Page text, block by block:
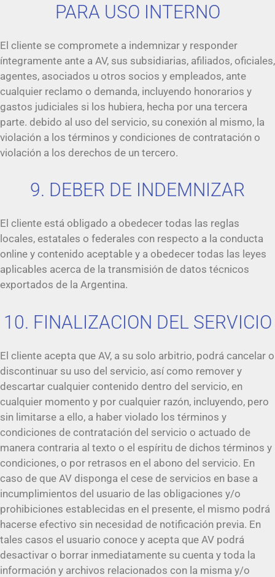
PARA USO INTERNO
El cliente se compromete a indemnizar y responder
íntegramente ante a AV, sus subsidiarias, afiliados, oficiales,
agentes, asociados u otros socios y empleados, ante
cualquier reclamo o demanda, incluyendo honorarios y
gastos judiciales si los hubiera, hecha por una tercera
parte. debido al uso del servicio, su conexión al mismo, la
violación a los términos y condiciones de contratación o
violación a los derechos de un tercero.
9. DEBER DE INDEMNIZAR
El cliente está obligado a obedecer todas las reglas
locales, estatales o federales con respecto a la conducta
online y contenido aceptable y a obedecer todas las leyes
aplicables acerca de la transmisión de datos técnicos
exportados de la Argentina.
10. FINALIZACION DEL SERVICIO
El cliente acepta que AV, a su solo arbitrio, podrá cancelar o
discontinuar su uso del servicio, así como remover y
descartar cualquier contenido dentro del servicio, en
cualquier momento y por cualquier razón, incluyendo, pero
sin limitarse a ello, a haber violado los términos y
condiciones de contratación del servicio o actuado de
manera contraria al texto o el espíritu de dichos términos y
condiciones, o por retrasos en el abono del servicio. En
caso de que AV disponga el cese de servicios en base a
incumplimientos del usuario de las obligaciones y/o
prohibiciones establecidas en el presente, el mismo podrá
hacerse efectivo sin necesidad de notificación previa. En
tales casos el usuario conoce y acepta que AV podrá
desactivar o borrar inmediatamente su cuenta y toda la
información y archivos relacionados con la misma y/o